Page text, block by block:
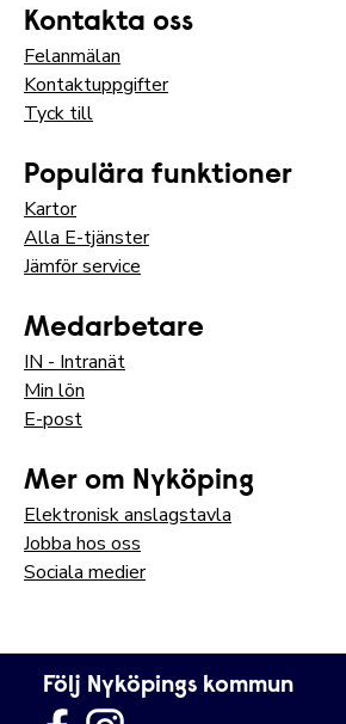
Kontakta oss
Felanmälan
Kontaktuppgifter
Tyck till
Populära funktioner
Kartor
Alla E-tjänster
Jämför service
Medarbetare
IN - Intranät
Min lön
E-post
Mer om Nyköping
Elektronisk anslagstavla
Jobba hos oss
Sociala medier
Följ Nyköpings kommun